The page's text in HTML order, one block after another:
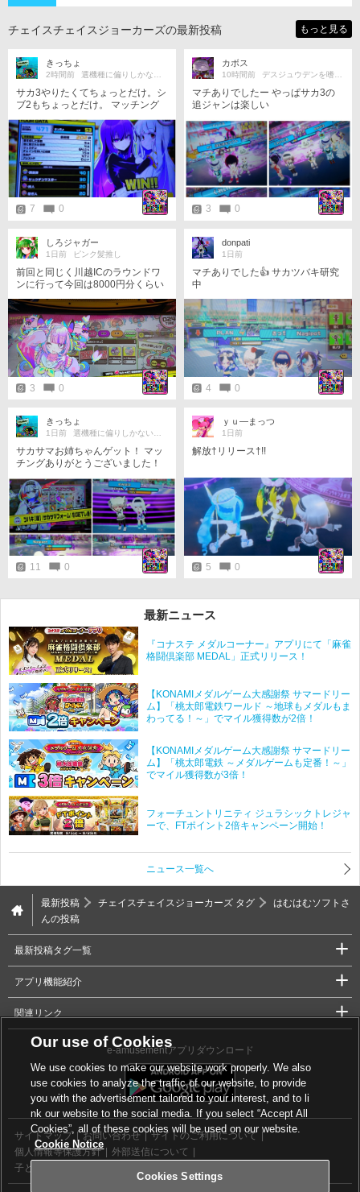
チェイスチェイスジョーカーズの最新投稿 もっと見る
きっちょ
2時間前 選機種に偏りしかない多機種勢
サカ3やりたくてちょっとだけ。シ
ブ2もちょっとだけ。 マッチング
ありがとうございました！ 最後に
した試合、デグチ戦(守)で盛大にや
らかしたのが最大の反省ポイン
ト。すいませんでした。。
7 0
カボス
10時間前 デスジュウデンを嗜んでおります
マチありでしたー やっぱサカ3の
追ジャンは楽しい
3 0
しろジャガー
1日前 ピンク髪推し
前回と同じく川越ICのラウンドワ
ンに行って今回は8000円分くらい
のが1台に減らされてるので頑張っ
てクレジット入れて護らなきゃ…
という感じ 今日はチアモと紅刃を
ゲット、2人とも可愛いけどスキル
の使い方には慣れが必要なのでし
ばらくはソロで練習かな
3
0
donpati
1日前
マチありでした👍 サカツバキ研究
中
4 0
きっちょ
1日前 選機種に偏りしかない多機種勢
サカサマお姉ちゃんゲット！ マッ
チングありがとうございました！
行を見て『すごすぎる…！』と声
が漏れるなど。
11 0
ｙｕ―まっつ
1日前
解放†リリース†!!
5 0
最新ニュース
『コナステ メダルコーナー』アプリにて「麻雀
格闘倶楽部 MEDAL」正式リリース！
【KONAMIメダルゲーム大感謝祭 サマードリー
ム】「桃太郎電鉄ワールド ～地球もメダルもま
わってる！～」でマイル獲得数が2倍！
【KONAMIメダルゲーム大感謝祭 サマードリー
ム】「桃太郎電鉄 ～メダルゲームも定番！～」
でマイル獲得数が3倍！
フォーチュントリニティ ジュラシックトレジャ
ーで、FTポイント2倍キャンペーン開始！
ニュース一覧へ
最新投稿 チェイスチェイスジョーカーズ タグ
はむはむソフトさ
んの投稿
最新投稿タグ一覧
アプリ機能紹介
関連リンク
e-amusementアプリダウンロード
サイトマップ お問い合わせ
サイトのご利用について
個人情報等保護方針
外部送信について
子どもの安全基準に関するポリシー
Our use of Cookies
We use cookies to make our website work properly. We also
use cookies to analyze the traffic of our website, to provide
you with the advertisement tailored to your interest, and to li
nk our website to the social media. If you select “Accept All
Cookies”, all of these cookies will be used on our website.
Cookie Notice
Cookies Settings